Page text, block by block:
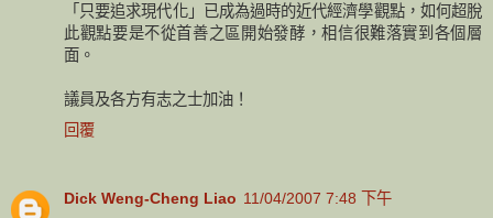
「只要追求現代化」已成為過時的近代經濟學觀點，如何超脫
此觀點要是不從首善之區開始發酵，相信很難落實到各個層
面。
議員及各方有志之士加油！
回覆
Dick Weng-Cheng Liao 11/04/2007 7:48 下午